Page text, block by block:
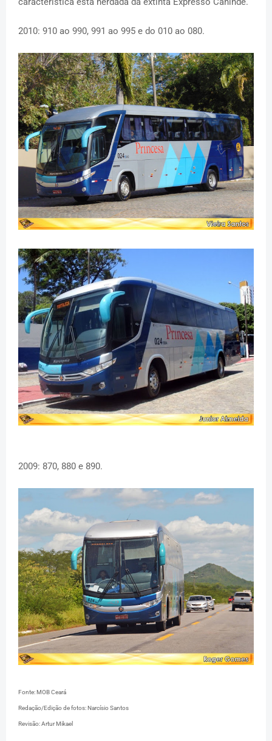
2010: 910 ao 990, 991 ao 995 e do 010 ao 080.
2009: 870, 880 e 890.
Fonte: MOB Ceará
Redação/Edição de fotos: Narcísio Santos
Revisão: Artur Mikael